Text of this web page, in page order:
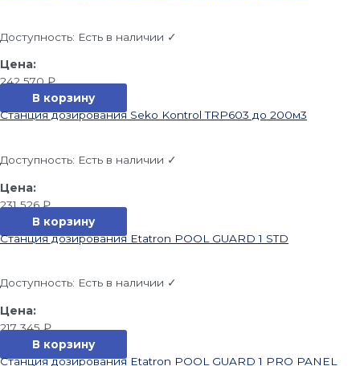
Доступность: Есть в наличии ✓
242 570₽
В корзину
Станция дозирования Seko Kontrol TRP603 до 200м3
Доступность: Есть в наличии ✓
231 526₽
В корзину
Станция дозирования Etatron POOL GUARD 1 STD
Доступность: Есть в наличии ✓
217 345₽
В корзину
Станция дозирования Etatron POOL GUARD 1 PRO PANEL